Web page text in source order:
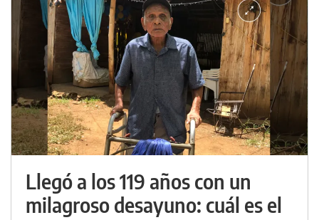
Llegó a los 119 años con un
milagroso desayuno: cuál es el